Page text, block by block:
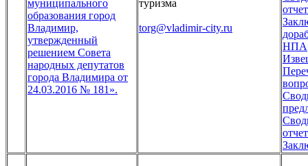
муниципального
образования город
Владимир,
утвержденный
решением Совета
народных депутатов
города Владимира от
24.03.2016 № 181».
туризма
torg@vladimir-city.ru
отчет
НПА
отчет